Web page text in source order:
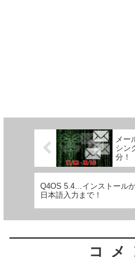
メー
シン
分！
Q4OS 5.4…インストール
日本語入力まで！
コメ